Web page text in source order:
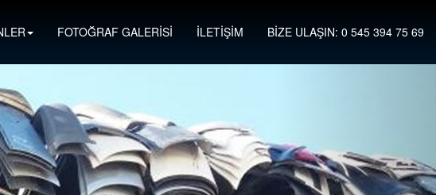
FOTOĞRAF GALERİSİ İLETİŞİM BİZE ULAŞIN: 0 545 394 75 69